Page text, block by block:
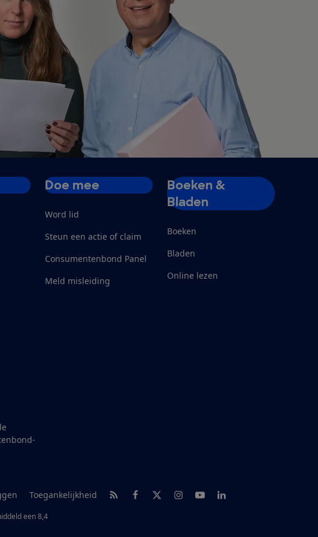
Doe mee
Word lid
Steun een actie of claim
Consumentenbond Panel
Meld misleiding
Boeken &
Bladen
Boeken
Bladen
Online lezen
Toegankelijkheid RSS-feed nieuws
Facebook
TwitterInstagram
YoutubeLinkedIn
een 8,4